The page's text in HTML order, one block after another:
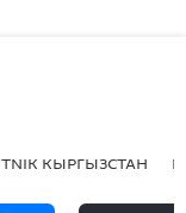
КЫРГЫЗСТАН